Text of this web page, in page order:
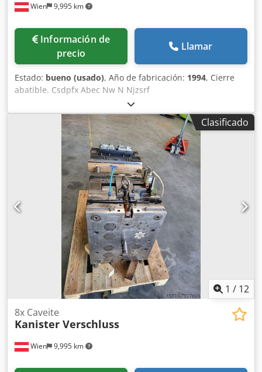
Wien 9,995 km
Información de
precio
Llamar
Estado: bueno (usado), Año de fabricación: 1994, Cierre
abatible. Csdpfx Abec Nw N Njzsrf
Clasificado
1 / 12
Wien 9,995 km
8x Caveite
Kanister Verschluss